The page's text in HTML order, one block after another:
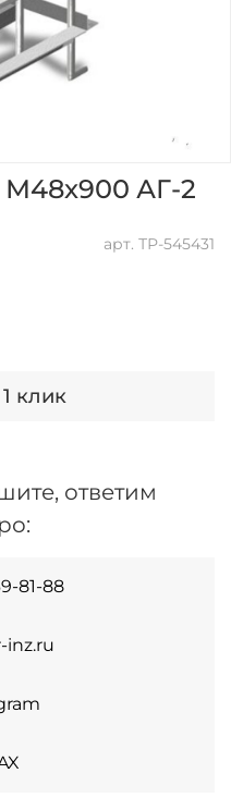
арт. ТР-545431
АГ-2
клик
ответим
81-88
inz.ru